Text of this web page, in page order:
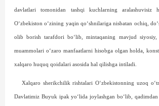
davlatlari tomonidan tashqi kuchlarning aralashuvisiz
O‘zbekiston o‘zining yaqin qo‘shnilariga nisbatan ochiq,
olib borish tarafdori bo‘lib, mintaqaning mavjud
muammolari o‘zaro manfaatlarni hisobga olgan holda,
xalqaro huquq qoidalari asosida hal qilishga intiladi.
Xalqaro sherikchilik rishtalari O‘zbekistonning uzoq
Davlatimiz Buyuk ipak yo‘lida joylashgan bo‘lib,